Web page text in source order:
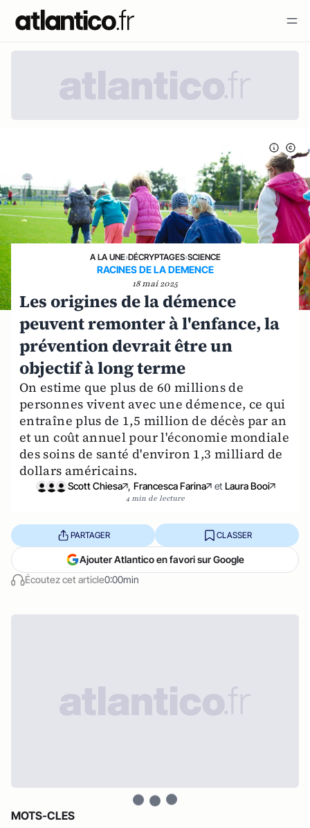
A LA UNE›DÉCRYPTAGES›SCIENCE
RACINES DE LA DEMENCE
18 mai 2025
Les origines de la démence
peuvent remonter à l'enfance, la
prévention devrait être un
objectif à long terme
On estime que plus de 60 millions de
personnes vivent avec une démence, ce qui
entraîne plus de 1,5 million de décès par an
et un coût annuel pour l'économie mondiale
des soins de santé d'environ 1,3 milliard de
dollars américains.
Scott Chiesa , Francesca Farina et Laura Booi
4 min de lecture
Écoutez cet article0:00min
PARTAGER CLASSER
Ajouter Atlantico en favori sur Google
MOTS-CLES